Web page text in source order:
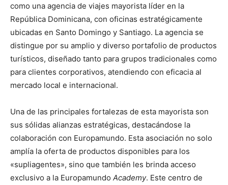
como una agencia de viajes mayorista líder en la
República Dominicana, con oficinas estratégicamente
ubicadas en Santo Domingo y Santiago. La agencia se
distingue por su amplio y diverso portafolio de productos
turísticos, diseñado tanto para grupos tradicionales como
para clientes corporativos, atendiendo con eficacia al
mercado local e internacional.
Una de las principales fortalezas de esta mayorista son
sus sólidas alianzas estratégicas, destacándose la
colaboración con Europamundo. Esta asociación no solo
amplía la oferta de productos disponibles para los
«supliagentes», sino que también les brinda acceso
exclusivo a la Europamundo Academy. Este centro de